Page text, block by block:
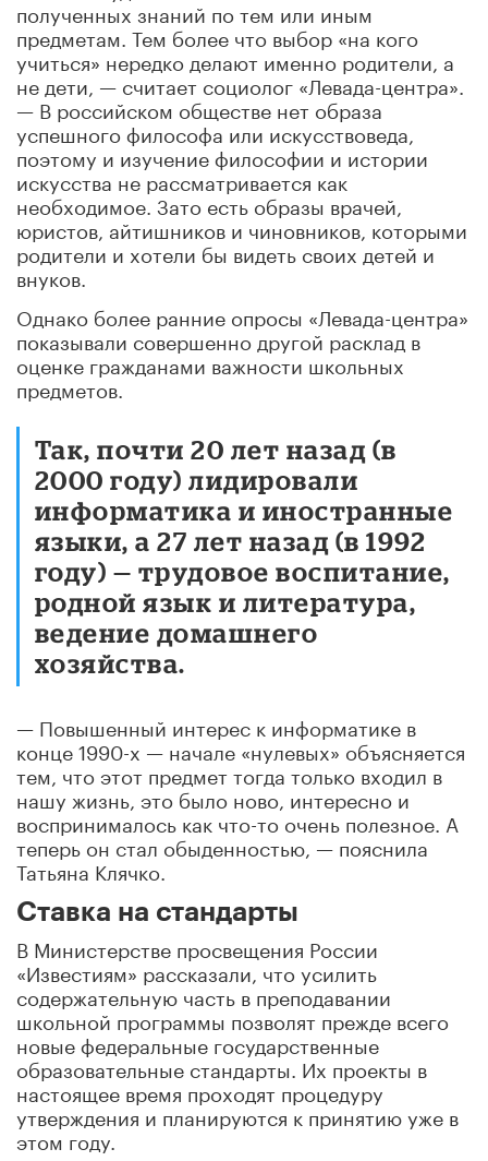
полученных знаний по тем или иным
предметам. Тем более что выбор «на кого
учиться» нередко делают именно родители, а
не дети, — считает социолог «Левада-центра».
— В российском обществе нет образа
успешного философа или искусствоведа,
поэтому и изучение философии и истории
искусства не рассматривается как
необходимое. Зато есть образы врачей,
юристов, айтишников и чиновников, которыми
родители и хотели бы видеть своих детей и
внуков.
Однако более ранние опросы «Левада-центра»
показывали совершенно другой расклад в
оценке гражданами важности школьных
предметов.
Так, почти 20 лет назад (в
2000 году) лидировали
информатика и иностранные
языки, а 27 лет назад (в 1992
году) — трудовое воспитание,
родной язык и литература,
ведение домашнего
хозяйства.
— Повышенный интерес к информатике в
конце 1990-х — начале «нулевых» объясняется
тем, что этот предмет тогда только входил в
нашу жизнь, это было ново, интересно и
воспринималось как что-то очень полезное. А
теперь он стал обыденностью, — пояснила
Татьяна Клячко.
Ставка на стандарты
В Министерстве просвещения России
«Известиям» рассказали, что усилить
содержательную часть в преподавании
школьной программы позволят прежде всего
новые федеральные государственные
образовательные стандарты. Их проекты в
настоящее время проходят процедуру
утверждения и планируются к принятию уже в
этом году.